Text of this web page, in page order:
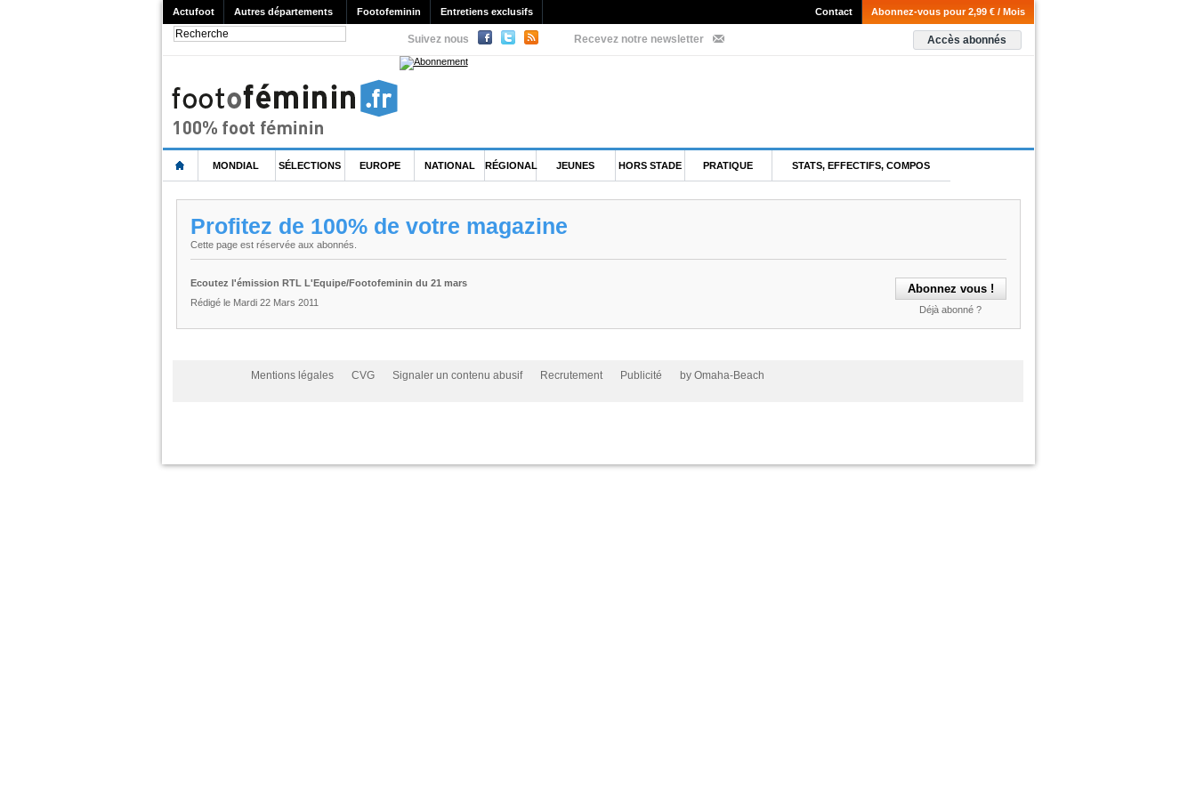
Actufoot Autres départements Footofeminin Entretiens exclusifs Abonnez-vous pour 2,99 € / Mois
Contact
Suivez nous Recevez notre newsletter Accès abonnés
MONDIAL SÉLECTIONS EUROPE NATIONAL RÉGIONAL JEUNES HORS STADE PRATIQUE STATS, EFFECTIFS, COMPOS
Profitez de 100% de votre magazine
Cette page est réservée aux abonnés.
Déjà abonné ?
Ecoutez l'émission RTL L'Equipe/Footofeminin du 21 mars
Rédigé le Mardi 22 Mars 2011
Mentions légales CVG Signaler un contenu abusif Recrutement Publicité by Omaha-Beach